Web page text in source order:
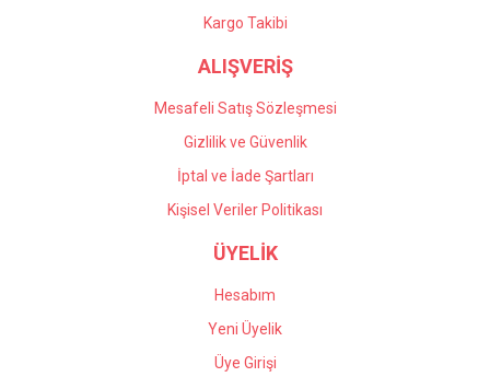
Kargo Takibi
ALIŞVERİŞ
Mesafeli Satış Sözleşmesi
Gizlilik ve Güvenlik
İptal ve İade Şartları
Kişisel Veriler Politikası
ÜYELİK
Hesabım
Yeni Üyelik
Üye Girişi